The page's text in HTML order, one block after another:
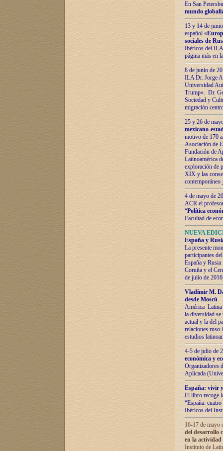
En San
mundo
13 y 14 de
español «
sociales de
Ibéricos del ILA
página más en
8 de junio de
ILA Dr. Jorge
Universidad
Trump». Dr.
Sociedad y
migración
25 y 26 de
mexicano-
motivo de 170
Asociación de
Fundación de
Latinoamérica
exploración de
XIX y las
contemporáneo
4 de mayo de
ACR el
“Política
Facultad de
NUEVA
España y
La presente
participantes
España y
Coruña y el
de julio de
Vladímir М.
desde Moscú.
América Latina
la diversidad
actual у lа del
relaciones
estudios
4-5 de julio de
económica y
Organizadores
Aplicada
España: vivir
El libro recoge
“España:
Ibéricos del
16-17 de mayo
del desarrollo
en la
Instituto de